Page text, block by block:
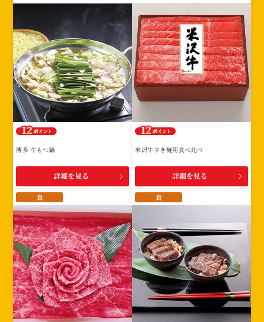
博多 牛もつ鍋
詳細を見る
米沢牛すき焼用食べ比べ
詳細を見る
食 食